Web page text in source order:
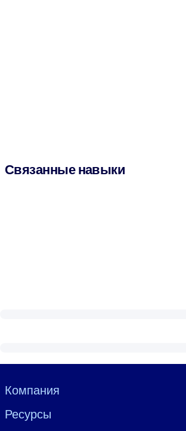
Связанные навыки
Visually hidden Text
Компания
Ресурсы